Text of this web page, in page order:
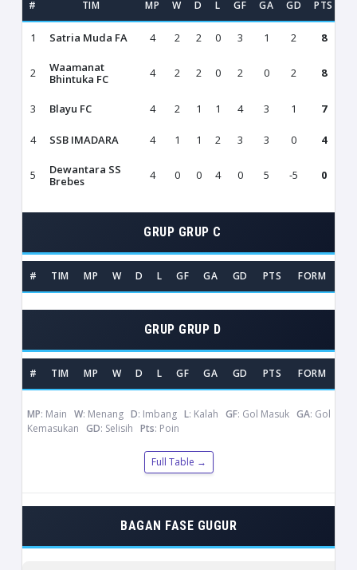
# TIM MP W D L GF GA GD PTS
1 Satria Muda FA 4 2 2 0 3 1 2 8
2
Waamanat
Bhintuka FC
4 2 2 0 2 0 2 8
3 Blayu FC 4 2 1 1 4 3 1 7
4 SSB IMADARA 4 1 1 2 3 3 0 4
5
Dewantara SS
Brebes
4 0 0 4 0 5 -5 0
GRUP GRUP C
# TIM MP W D L GF GA GD PTS FORM
GRUP GRUP D
# TIM MP W D L GF GA GD PTS FORM
MP: Main W: Menang D: Imbang L: Kalah GF: Gol Masuk GA: Gol
Kemasukan GD: Selisih Pts: Poin
Full Table →
BAGAN FASE GUGUR